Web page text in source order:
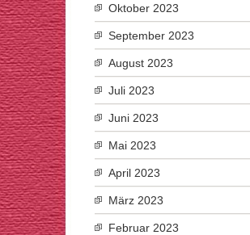
Oktober 2023
September 2023
August 2023
Juli 2023
Juni 2023
Mai 2023
April 2023
März 2023
Februar 2023